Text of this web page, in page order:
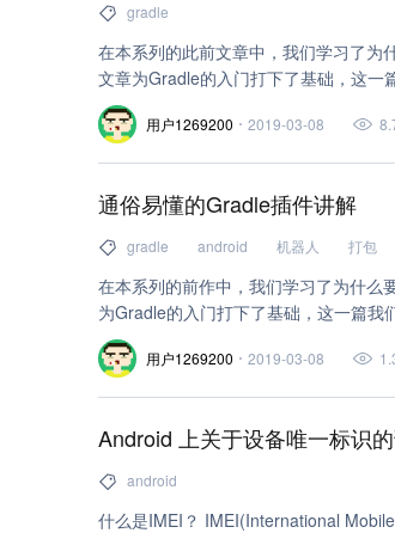
access (1)
搜索引擎 (1)
linux (1) 容器镜
网站 (1)
存储 (1) 游戏 (1)
网络安全 (1)
jdk (1) erp (1)
微信 (1)
机器人 (1) 数据处理
gradle
在本系列的此前文章中，我们学习了
文章为Gradle的入门打下了基础，这一
不是要讲Android Gradle嘛，讲这个干
Wrapper在日常开发中看似“不起眼”，实
用户1269200 2019-03-08
通俗易懂的Gradle插件讲解
gradle android 机器人 打包
在本系列的前作中，我们学习了为什
为Gradle的入门打下了基础，这一篇我
用户1269200 2019-03-08
Android 上关于设备唯一标识
android
什么是IMEI？ IMEI(International